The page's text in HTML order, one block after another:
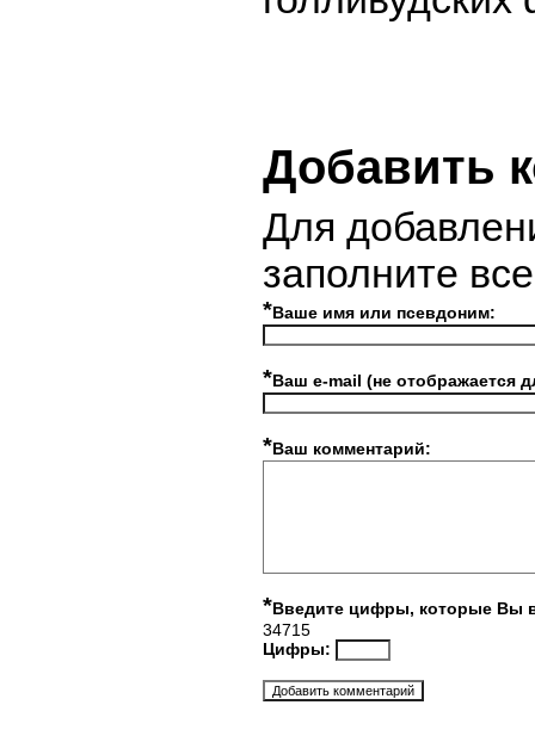
Добавить
Для
заполните
*Ваше имя или псевдоним:
*Ваш e-mail (не отображается
*Ваш комментарий:
*Введите цифры, которые Вы
34715
Цифры: